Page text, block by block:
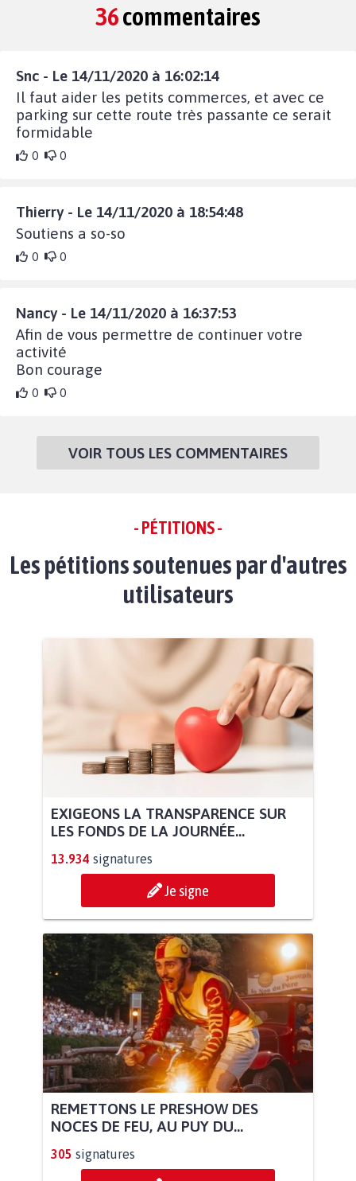
36commentaires
Snc - Le 14/11/2020 à 16:02:14
Il faut aider les petits commerces, et avec ce
parking sur cette route très passante ce serait
formidable
0 0
Thierry - Le 14/11/2020 à 18:54:48
Soutiens a so-so
0 0
Nancy - Le 14/11/2020 à 16:37:53
Afin de vous permettre de continuer votre
activité
Bon courage
0 0
VOIR TOUS LES COMMENTAIRES
- PÉTITIONS -
Les pétitions soutenues par d'autres
utilisateurs
EXIGEONS LA TRANSPARENCE SUR
LES FONDS DE LA JOURNÉE...
13.934 signatures
Je signe
REMETTONS LE PRESHOW DES
NOCES DE FEU, AU PUY DU...
305 signatures